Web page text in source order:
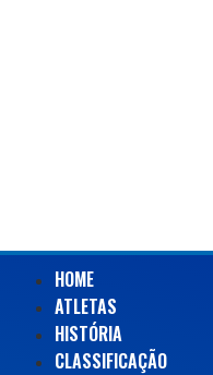
HOME
ATLETAS
HISTÓRIA
CLASSIFICAÇÃO